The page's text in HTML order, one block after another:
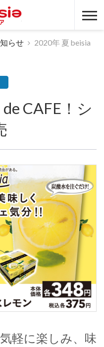
ベイシア
らせ
2020年 夏 beisia
CAFE！シ
軽に楽しみ、味